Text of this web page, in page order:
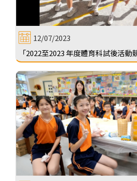
12/07/2023
「2022至2023 年度體育科試後活動